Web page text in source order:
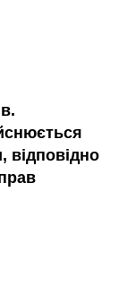
відповідно